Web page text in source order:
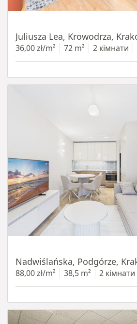
Juliusza Lea, Krowodrza,
36,00 zł/m² 72 m² 2 кімнати
Nadwiślańska, Podgórze,
88,00 zł/m² 38,5 m² 2 кімнати